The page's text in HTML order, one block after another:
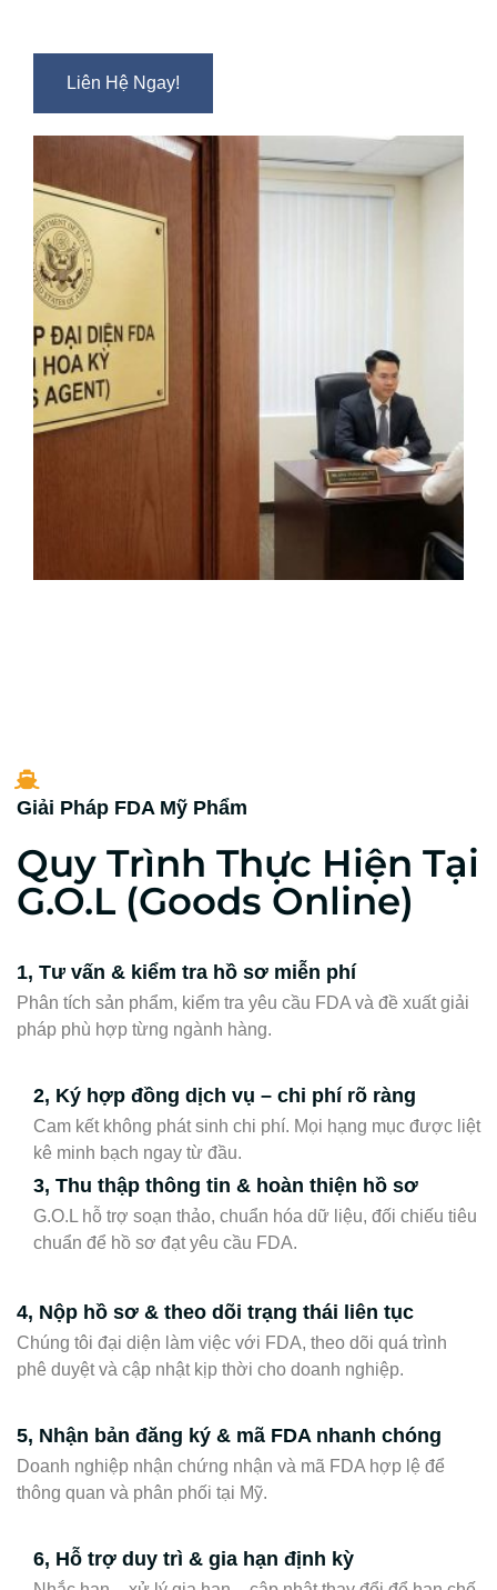
Liên Hệ Ngay!
Giải Pháp FDA Mỹ Phẩm
Quy Trình Thực Hiện Tại
G.O.L (Goods Online)
1, Tư vấn & kiểm tra hồ sơ miễn phí
Phân tích sản phẩm, kiểm tra yêu cầu FDA và đề xuất giải
pháp phù hợp từng ngành hàng.
2, Ký hợp đồng dịch vụ – chi phí rõ ràng
Cam kết không phát sinh chi phí. Mọi hạng mục được liệt
kê minh bạch ngay từ đầu.
3, Thu thập thông tin & hoàn thiện hồ sơ
G.O.L hỗ trợ soạn thảo, chuẩn hóa dữ liệu, đối chiếu tiêu
chuẩn để hồ sơ đạt yêu cầu FDA.
4, Nộp hồ sơ & theo dõi trạng thái liên tục
Chúng tôi đại diện làm việc với FDA, theo dõi quá trình
phê duyệt và cập nhật kịp thời cho doanh nghiệp.
5, Nhận bản đăng ký & mã FDA nhanh chóng
Doanh nghiệp nhận chứng nhận và mã FDA hợp lệ để
thông quan và phân phối tại Mỹ.
6, Hỗ trợ duy trì & gia hạn định kỳ